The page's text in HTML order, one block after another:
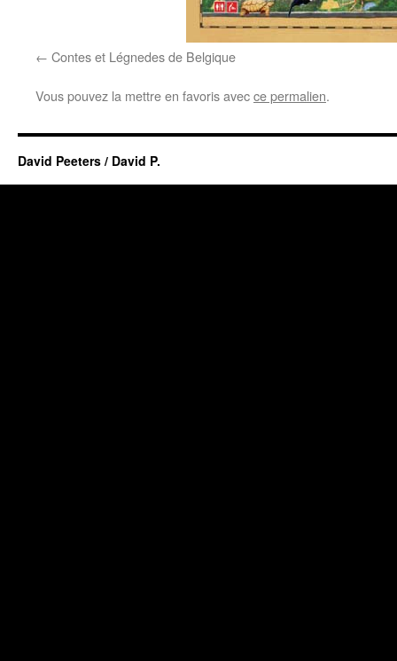
Contes et Légnedes de Belgique
Vous pouvez la mettre en favoris avecce permalien.
David Peeters / David P.